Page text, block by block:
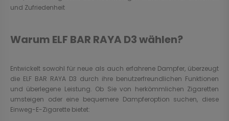
und Zufriedenheit
Warum ELF BAR RAYA D3 wählen?
Entwickelt sowohl für neue als auch erfahrene Dampfer, überzeugt
die ELF BAR RAYA D3 durch ihre benutzerfreundlichen Funktionen
und überlegene Leistung. Ob Sie von herkömmlichen Zigaretten
umsteigen oder eine bequemere Dampferoption suchen, diese
Einweg-E-Zigarette bietet: